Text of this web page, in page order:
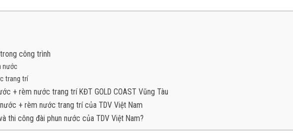
công trình
nước
trang trí
+ rèm nước trang trí KĐT GOLD COAST Vũng Tàu
+ rèm nước trang trí của TDV Việt Nam
thi công đài phun nước của TDV Việt Nam?